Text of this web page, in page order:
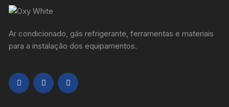
Ar condicionado, gás refrigerante, ferramentas e materiais
para a instalação dos equipamentos.